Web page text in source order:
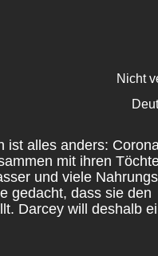
Nicht
ist alles anders: Corona
mit ihren
und viele
gedacht, dass sie den
Darcey will deshalb